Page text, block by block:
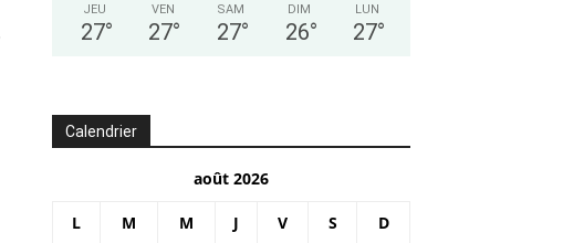
août 2026
3
4 5 6 7 8
9
12 13
17
18 19 20 21 22
23